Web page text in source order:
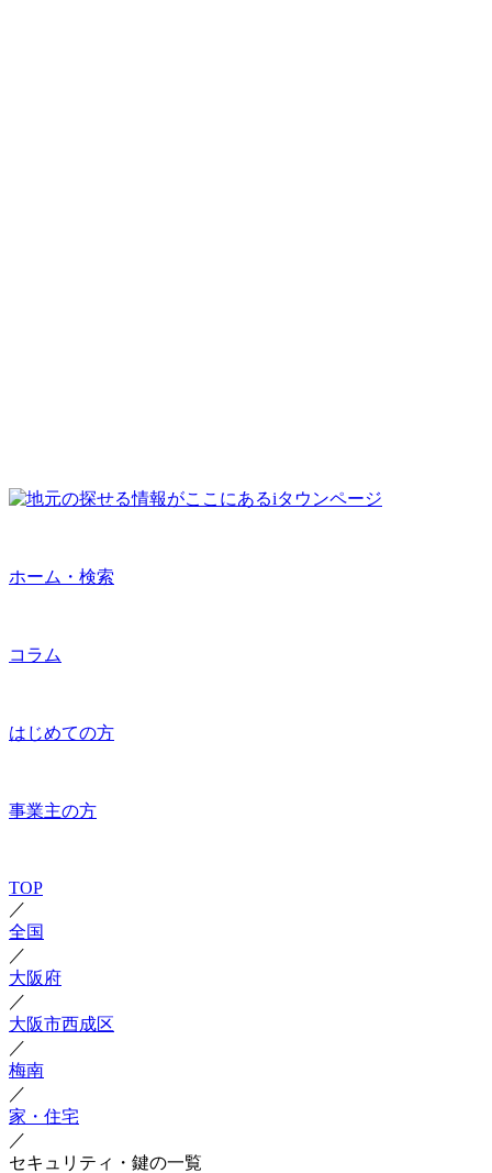
ホーム・検索
コラム
はじめての方
事業主の方
TOP
／
全国
／
大阪府
／
大阪市西成区
／
梅南
／
家・住宅
／
セキュリティ・鍵の一覧